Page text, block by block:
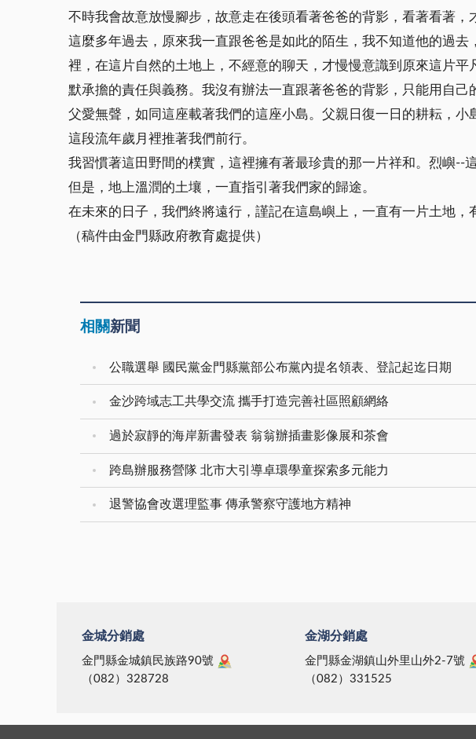
不時我會故意放慢腳步，故意走在後頭看著爸爸的背影，看著看著，
這麼多年過去，原來我一直跟爸爸是如此的陌生，我不知道他的過
裡，在這片自然的土地上，不經意的聊天，才慢慢意識到原來這片
默承擔的責任與義務。我沒有辦法一直跟著爸爸的背影，只能用自己
父愛無聲，如同這座載著我們的這座小島。父親日復一日的耕耘，
這段流年歲月裡推著我們前行。
我習慣著這田野間的樸實，這裡擁有著最珍貴的那一片祥和。烈嶼--
但是，地上溫潤的土壤，一直指引著我們家的歸途。
在未來的日子，我們終將遠行，謹記在這島嶼上，一直有一片土地，
（稿件由金門縣政府教育處提供）
相關新聞
公職選舉 國民黨金門縣黨部公布黨內提名領表、登記起迄日期
金沙跨域志工共學交流 攜手打造完善社區照顧網絡
過於寂靜的海岸新書發表 翁翁辦插畫影像展和茶會
跨島辦服務營隊 北市大引導卓環學童探索多元能力
退警協會改選理監事 傳承警察守護地方精神
金城分銷處
金門縣金城鎮民族路90號
（082）328728
金湖分銷處
金門縣金湖鎮山外里山外2-7號
（082）331525